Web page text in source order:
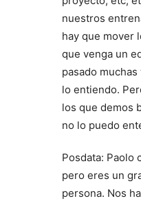
nuestros
hay que mover
que venga un
pasado
lo entiendo.
los que demos
no lo puedo
Posdata: Paolo
pero eres un
persona. Nos